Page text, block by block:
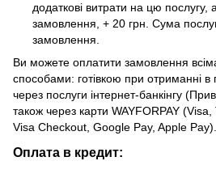
додаткові витрати на цю послугу,
замовлення, + 20 грн. Сума
замовлення.
Ви можете оплатити замовлення
способами: готівкою при отриманні в
через послуги інтернет-банкінгу
також через карти WAYFORPAY
Visa Checkout, Google Pay, Apple Pay).
Оплата в кредит: